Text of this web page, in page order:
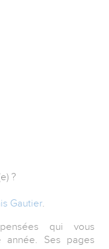
?
Gautier
qui vous
année. Ses pages